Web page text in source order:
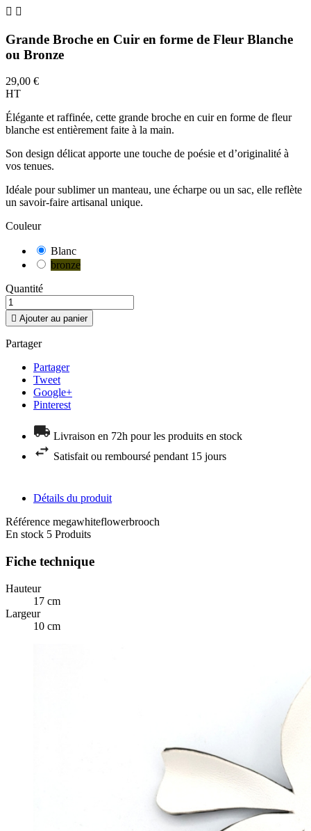
 
Grande Broche en Cuir en forme de Fleur Blanche
ou Bronze
29,00 €
HT
Élégante et raffinée, cette grande broche en cuir en forme de fleur
blanche est entièrement faite à la main.
Son design délicat apporte une touche de poésie et d’originalité à
vos tenues.
Idéale pour sublimer un manteau, une écharpe ou un sac, elle reflète
un savoir-faire artisanal unique.
Couleur
Blanc
bronze
Quantité
 Ajouter au panier
Partager
Partager
Tweet
Google+
Pinterest
Livraison en 72h pour les produits en stock
Satisfait ou remboursé pendant 15 jours
Détails du produit
Référence megawhiteflowerbrooch
En stock 5 Produits
Fiche technique
Hauteur
17 cm
Largeur
10 cm